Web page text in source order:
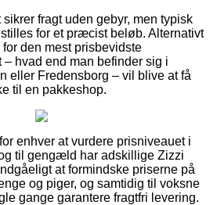
fragt uden gebyr, men typisk
for et præcist beløb. Alternativt
den mest prisbevidste
– hvad end man befinder sig i
eller Fredensborg – vil blive at få
til en pakkeshop.
enhver at vurdere prisniveauet i
til gengæld har adskillige Zizzi
at formindske priserne på
og piger, og samtidig til voksne
gange garantere fragtfri levering.